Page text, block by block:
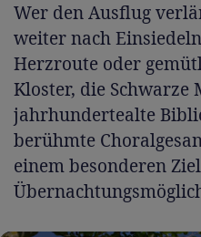
Wer den Ausflug
weiter nach
Herzroute oder
Kloster, die Schwarze
jahrhundertealte
berühmte
einem besonderen